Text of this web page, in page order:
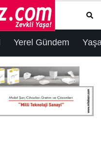
Yerel Gündem